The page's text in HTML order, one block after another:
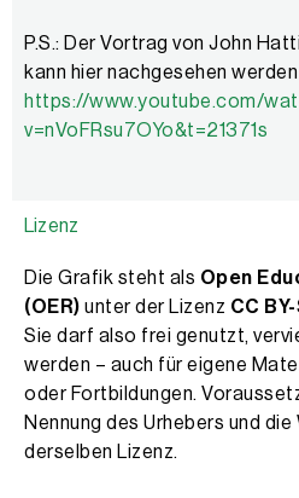
P.S.: Der Vortrag von John
kann hier nachgesehen
https://www.youtube.com/
v=nVoFRsu7OYo&t=21371s
Lizenz
Die Grafik steht als Open
(OER) unter der Lizenz CC
Sie darf also frei genutzt,
werden – auch für eigene
oder Fortbildungen.
Nennung des Urhebers und
derselben Lizenz.